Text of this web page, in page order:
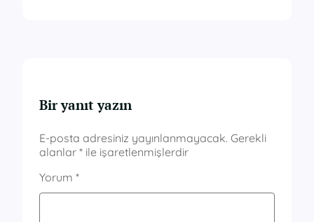
Bir yanıt yazın
E-posta adresiniz yayınlanmayacak. Gerekli
alanlar * ile işaretlenmişlerdir
Yorum *